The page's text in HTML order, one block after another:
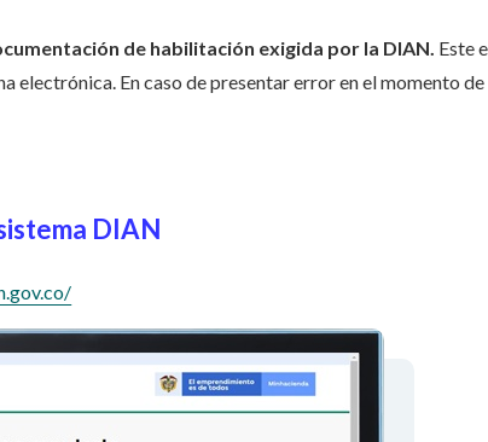
de habilitación exigida por la DIAN. Este
electrónica. En caso de presentar error en el momento de
DIAN